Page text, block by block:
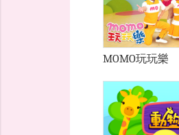
MOMO玩玩樂